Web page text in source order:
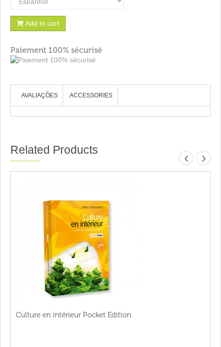
Add to cart
Paiement 100% sécurisé
AVALIAÇÕES ACCESSORIES
Related Products ‹ ›
Culture en intérieur Pocket Edition